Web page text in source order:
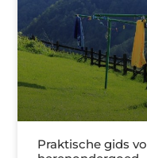
Praktische gids